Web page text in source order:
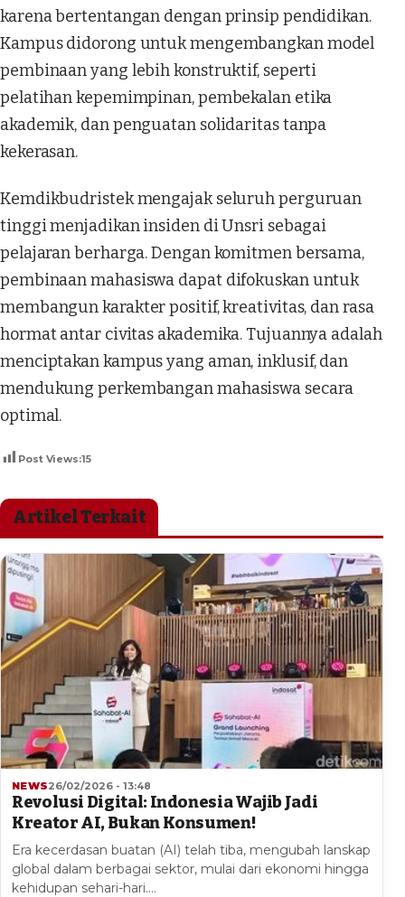
karena bertentangan dengan prinsip pendidikan.
Kampus didorong untuk mengembangkan model
pembinaan yang lebih konstruktif, seperti
pelatihan kepemimpinan, pembekalan etika
akademik, dan penguatan solidaritas tanpa
kekerasan.
Kemdikbudristek mengajak seluruh perguruan
tinggi menjadikan insiden di Unsri sebagai
pelajaran berharga. Dengan komitmen bersama,
pembinaan mahasiswa dapat difokuskan untuk
membangun karakter positif, kreativitas, dan rasa
hormat antar civitas akademika. Tujuannya adalah
menciptakan kampus yang aman, inklusif, dan
mendukung perkembangan mahasiswa secara
optimal.
Post Views:15
Artikel Terkait
NEWS26/02/2026 - 13:48
Revolusi Digital: Indonesia Wajib Jadi
Kreator AI, Bukan Konsumen!
Era kecerdasan buatan (AI) telah tiba, mengubah lanskap
global dalam berbagai sektor, mulai dari ekonomi hingga
kehidupan sehari-hari.…